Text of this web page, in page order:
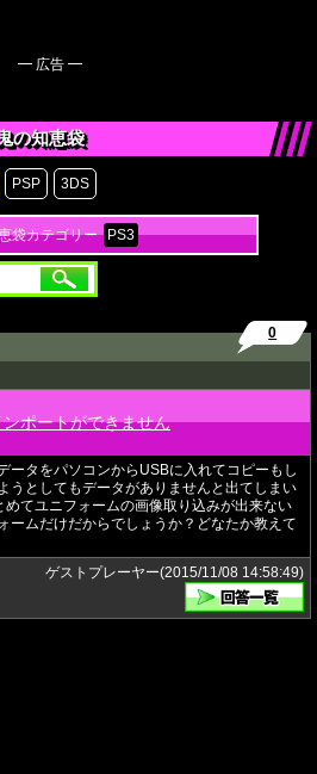
━ 広告 ━
の知恵袋
PSP 3DS
袋カテゴリー PS3
0
ポートができません
ータをパソコンからUSBに入れてコピーもし
うとしてもデータがありませんと出てしまい
てユニフォームの画像取り込みが出来ない
ームだけだからでしょうか？どなたか教えて
ゲストプレーヤー(2015/11/08 14:58:49)